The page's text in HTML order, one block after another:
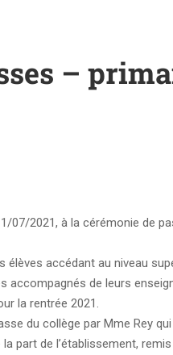
–
07/2021, à la cérémonie de
élèves accédant au niveau
accompagnés de leurs
la rentrée 2021.
du collège par Mme Rey
part de l’établissement,